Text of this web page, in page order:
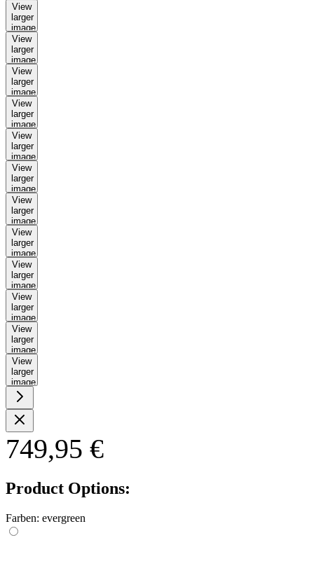
View
larger
image
View
larger
image
View
larger
image
View
larger
image
View
larger
image
View
larger
image
View
larger
image
View
larger
image
View
larger
image
View
larger
image
View
larger
image
View
larger
image
749,95 €
Product Options:
Farben: evergreen